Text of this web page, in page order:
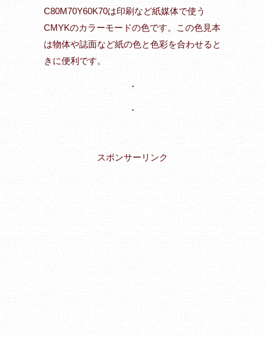
C80M70Y60K70は印刷など紙媒体で使う
CMYKのカラーモードの色です。この色見本
は物体や誌面など紙の色と色彩を合わせると
きに便利です。
・
・
スポンサーリンク